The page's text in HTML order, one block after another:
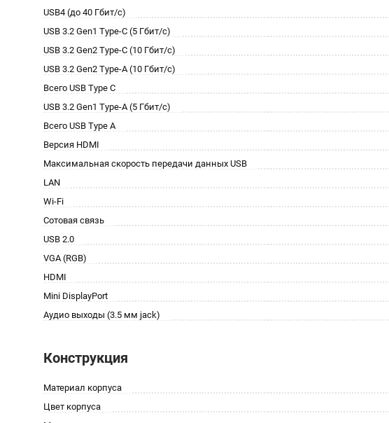
USB4 (до 40 Гбит/с)
USB 3.2 Gen1 Type-C (5 Гбит/с)
USB 3.2 Gen2 Type-C (10 Гбит/с)
USB 3.2 Gen2 Type-A (10 Гбит/с)
Всего USB Type C
USB 3.2 Gen1 Type-A (5 Гбит/с)
Всего USB Type A
Версия HDMI
Максимальная скорость передачи данных USB
LAN
Wi-Fi
Сотовая связь
USB 2.0
VGA (RGB)
HDMI
Mini DisplayPort
Аудио выходы (3.5 мм jack)
Конструкция
Материал корпуса
Цвет корпуса